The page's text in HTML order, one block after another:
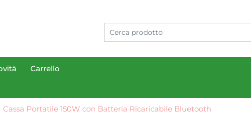
Carrello
Cassa Portatile 150W con Batteria Ricaricabile Bluetooth